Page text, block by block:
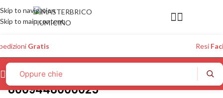
Skip to navigation
Skip to main content
Gratis Resi
8009448000025